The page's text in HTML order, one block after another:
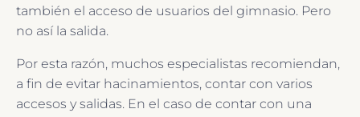
también el acceso de usuarios del gimnasio. Pero
no así la salida.
Por esta razón, muchos especialistas recomiendan,
a fin de evitar hacinamientos, contar con varios
accesos y salidas. En el caso de contar con una